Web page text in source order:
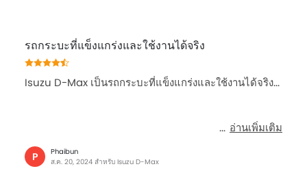
รถกระบะที่แข็งแกร่งและใช้งานได้จริง
Isuzu D-Max เป็นรถกระบะที่แข็งแกร่งและใช้งานได้จริง...
อ่านเพิ่มเติม
P
Phaibun
ส.ค. 20, 2024 สำหรับ Isuzu D-Max